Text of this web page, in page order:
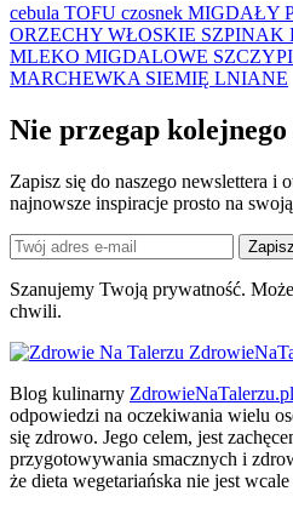
cebula TOFU czosnek MIGDAŁY
ORZECHY WŁOSKIE SZPINAK
MLEKO MIGDALOWE
MARCHEWKA SIEMIĘ LNIANE
Nie przegap kolejnego
Zapisz się do naszego newslettera i
najnowsze inspiracje prosto na
Szanujemy Twoją prywatność.
chwili.
Blog kulinarny ZdrowieNaTalerzu.pl
odpowiedzi na oczekiwania wielu
się zdrowo. Jego celem, jest
przygotowywania smacznych i
że dieta wegetariańska nie jest